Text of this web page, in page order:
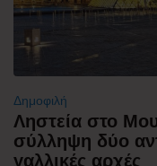
Δημοφιλή
Ληστεία στο
σύλληψη δύο
γαλλικές αρχές